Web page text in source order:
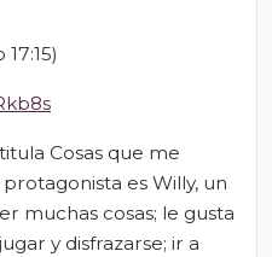
Cosas que me
es Willy, un
muchas cosas; le gusta
y disfrazarse; ir a